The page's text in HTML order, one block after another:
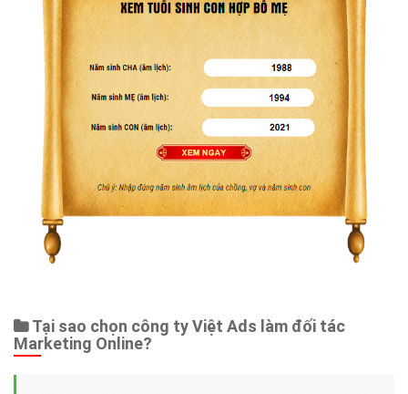
Tại sao chọn công ty Việt Ads làm đối tác
Marketing Online?